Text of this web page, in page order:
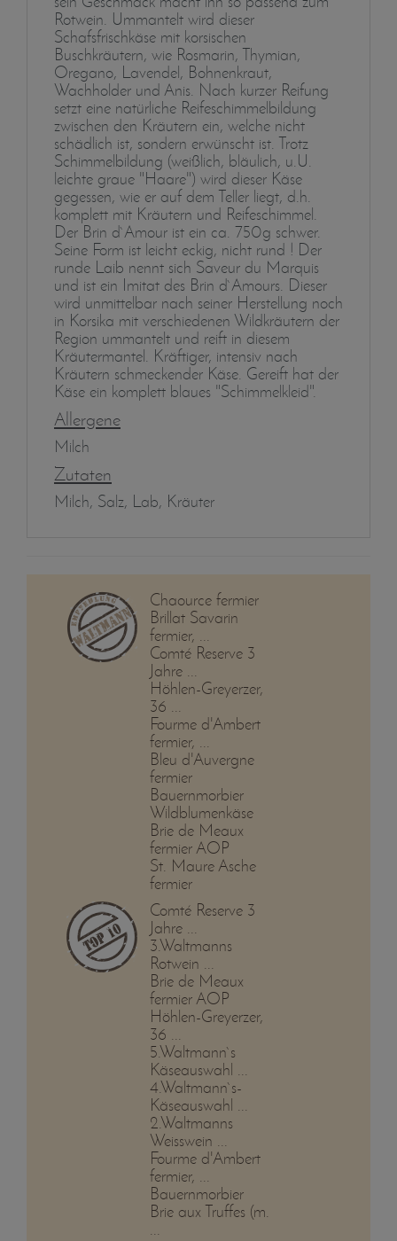
Rotwein. Ummantelt wird dieser
Schafsfrischkäse mit korsischen
Buschkräutern, wie Rosmarin, Thymian,
Oregano, Lavendel, Bohnenkraut,
Wachholder und Anis. Nach kurzer Reifung
setzt eine natürliche Reifeschimmelbildung
zwischen den Kräutern ein, welche nicht
schädlich ist, sondern erwünscht ist. Trotz
Schimmelbildung (weißlich, bläulich, u.U.
leichte graue "Haare") wird dieser Käse
gegessen, wie er auf dem Teller liegt, d.h.
komplett mit Kräutern und Reifeschimmel.
Der Brin d`Amour ist ein ca. 750g schwer.
Seine Form ist leicht eckig, nicht rund ! Der
runde Laib nennt sich Saveur du Marquis
und ist ein Imitat des Brin d`Amours. Dieser
wird unmittelbar nach seiner Herstellung noch
in Korsika mit verschiedenen Wildkräutern der
Region ummantelt und reift in diesem
Kräutermantel. Kräftiger, intensiv nach
Kräutern schmeckender Käse. Gereift hat der
Käse ein komplett blaues "Schimmelkleid".
Allergene
Milch
Zutaten
Milch, Salz, Lab, Kräuter
Chaource fermier
Brillat Savarin
fermier, ...
Comté Reserve 3
Jahre ...
Höhlen-Greyerzer,
36 ...
Fourme d'Ambert
fermier, ...
Bleu d'Auvergne
fermier
Bauernmorbier
Wildblumenkäse
Brie de Meaux
fermier AOP
St. Maure Asche
fermier
Comté Reserve 3
Jahre ...
3.Waltmanns
Rotwein ...
Brie de Meaux
fermier AOP
Höhlen-Greyerzer,
36 ...
5.Waltmann`s
Käseauswahl ...
4.Waltmann`s-
Käseauswahl ...
2.Waltmanns
Weisswein ...
Fourme d'Ambert
fermier, ...
Bauernmorbier
Brie aux Truffes (m.
...